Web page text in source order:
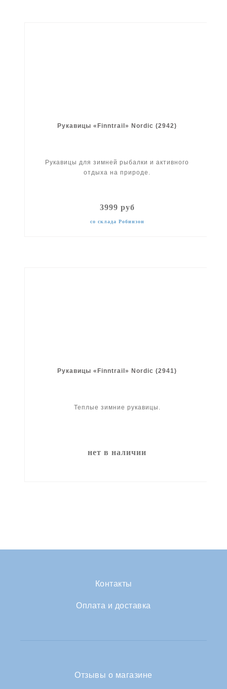
Рукавицы «Finntrail» Nordic (2942)
Рукавицы для зимней рыбалки и активного
отдыха на природе.
3999 руб
со склада Робинзон
Рукавицы «Finntrail» Nordic (2941)
Теплые зимние рукавицы.
нет в наличии
Контакты
Оплата и доставка
Отзывы о магазине